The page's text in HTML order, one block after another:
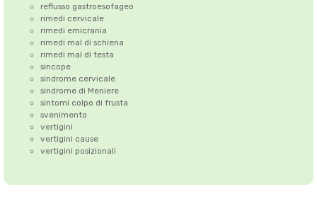
reflusso gastroesofageo
rimedi cervicale
rimedi emicrania
rimedi mal di schiena
rimedi mal di testa
sincope
sindrome cervicale
sindrome di Meniere
sintomi colpo di frusta
svenimento
vertigini
vertigini cause
vertigini posizionali